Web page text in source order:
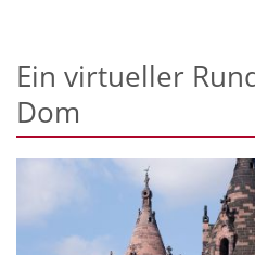
Ein virtueller
Dom